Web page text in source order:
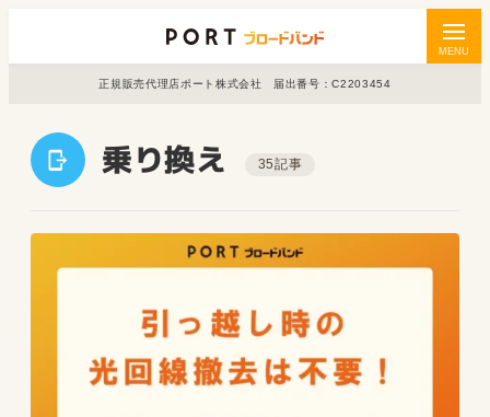
MENU
正規販売代理店ポート株式会社 届出番号：C2203454
乗り換え 35記事